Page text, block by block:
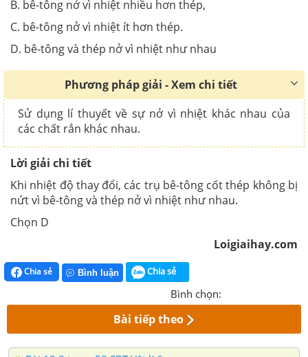
B. bê-tông nở vì nhiệt nhiều hơn thép,
C. bê-tông nở vì nhiệt ít hơn thép.
D. bê-tông và thép nở vì nhiệt như nhau
Phương pháp giải - Xem chi tiết
Sử dụng lí thuyết về sự nở vì nhiệt khác nhau của
các chất rắn khác nhau.
Lời giải chi tiết
Khi nhiệt độ thay đổi, các trụ bê-tông cốt thép không bị
nứt vì bê-tông và thép nở vì nhiệt như nhau.
Chọn D
Loigiaihay.com
Chia sẻ Bình luận Chia sẻ
Bình chọn:
Bài tiếp theo